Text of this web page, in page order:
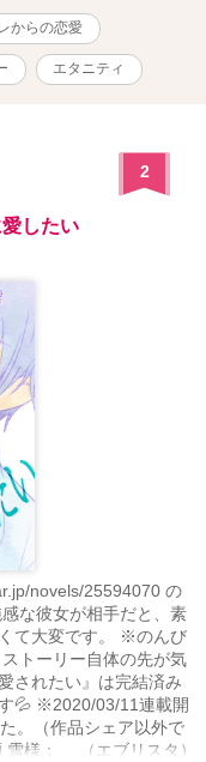
たり。 久我くんとの生
ックスさせられること
れない) 一度はセック
ら。そう簡単に体繋げ
セックスしないのな
ンが、理性のタガが外
に気づくまでの物語。
からの恋愛
エタニティ
2
したい
novels/25594070 の
な彼女が相手だと、素
て大変です。 ※のんび
トーリー自体の先が気
されたい』は完結済み
💦 ※2020/03/11連載開
。（作品シェア以外で
様； （エブリスタ）